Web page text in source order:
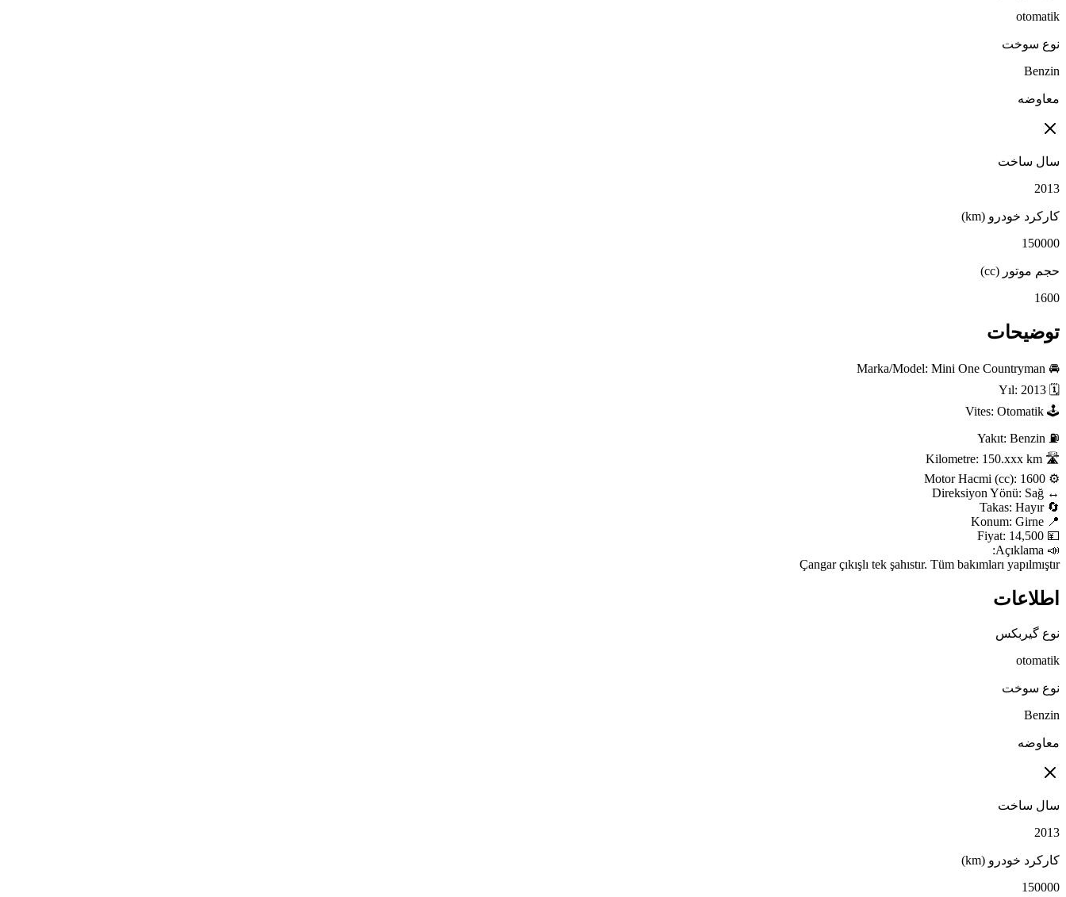
otomatik
نوع سوخت
Benzin
معاوضه
سال ساخت
2013
کارکرد خودرو (km)
150000
حجم موتور (cc)
1600
توضیحات
Çangar çıkışlı tek şahıstır. Tüm bakımları yapılmıştır
اطلاعات
نوع گیربکس
otomatik
نوع سوخت
Benzin
معاوضه
سال ساخت
2013
کارکرد خودرو (km)
150000